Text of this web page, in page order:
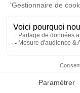
Faire-part
Cérémonie
Église
62910